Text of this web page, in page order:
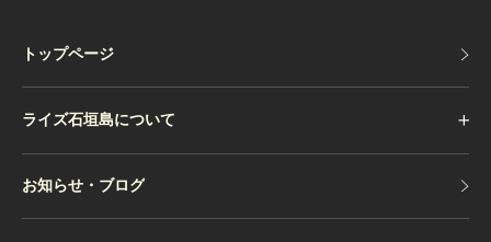
トップページ
ライズ石垣島について
お知らせ・ブログ